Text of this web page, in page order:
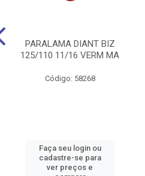
PARALAMA DIANT BIZ
125/110 11/16 VERM MA
Código: 58268
Faça seu login ou
cadastre-se para
ver preços e